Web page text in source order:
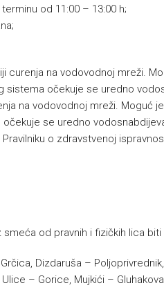
od 11:00 – 13:00 h;
curenja na vodovodnoj mreži.
sistema očekuje se uredno
na vodovodnoj mreži. Moguć
se uredno
o zdravstvenoj
od pravnih i fizičkih lica
Dizdaruša –
– Gorice, Mujkići –